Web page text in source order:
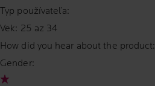
Typ používateľa:
Vek: 25 az 34
How did you hear about the product:
Gender: